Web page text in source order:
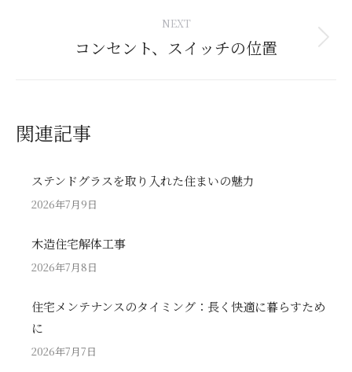
NEXT
Next
コンセント、スイッチの位置
関連記事
ステンドグラスを取り入れた住まいの魅力
2026年7月9日
木造住宅解体工事
2026年7月8日
住宅メンテナンスのタイミング：長く快適に暮らすため
に
2026年7月7日